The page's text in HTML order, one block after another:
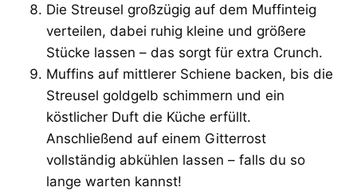
Die Streusel großzügig auf dem Muffinteig
verteilen, dabei ruhig kleine und größere
Stücke lassen – das sorgt für extra Crunch.
Muffins auf mittlerer Schiene backen, bis die
Streusel goldgelb schimmern und ein
köstlicher Duft die Küche erfüllt.
Anschließend auf einem Gitterrost
vollständig abkühlen lassen – falls du so
lange warten kannst!